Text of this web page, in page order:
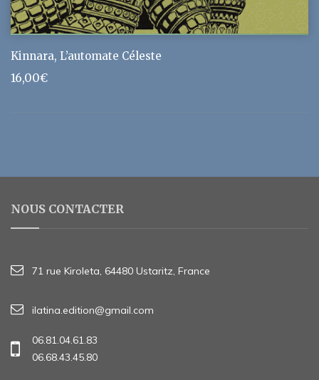
Kinnara, L’automate Céleste
16,00€
NOUS CONTACTER
71 rue Kiroleta, 64480 Ustaritz, France
ilatina.edition@gmail.com
06.81.04.61.83
06.68.43.45.80